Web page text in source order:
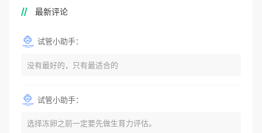
最新评论
试管小助手：
没有最好的，只有最适合的
试管小助手：
选择冻卵之前一定要先做生育力评估。